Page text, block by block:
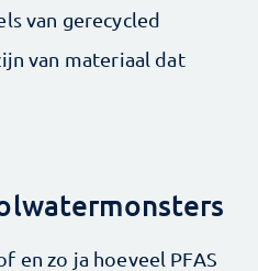
van gerecycled
van materiaal dat
en zo ja hoeveel PFAS